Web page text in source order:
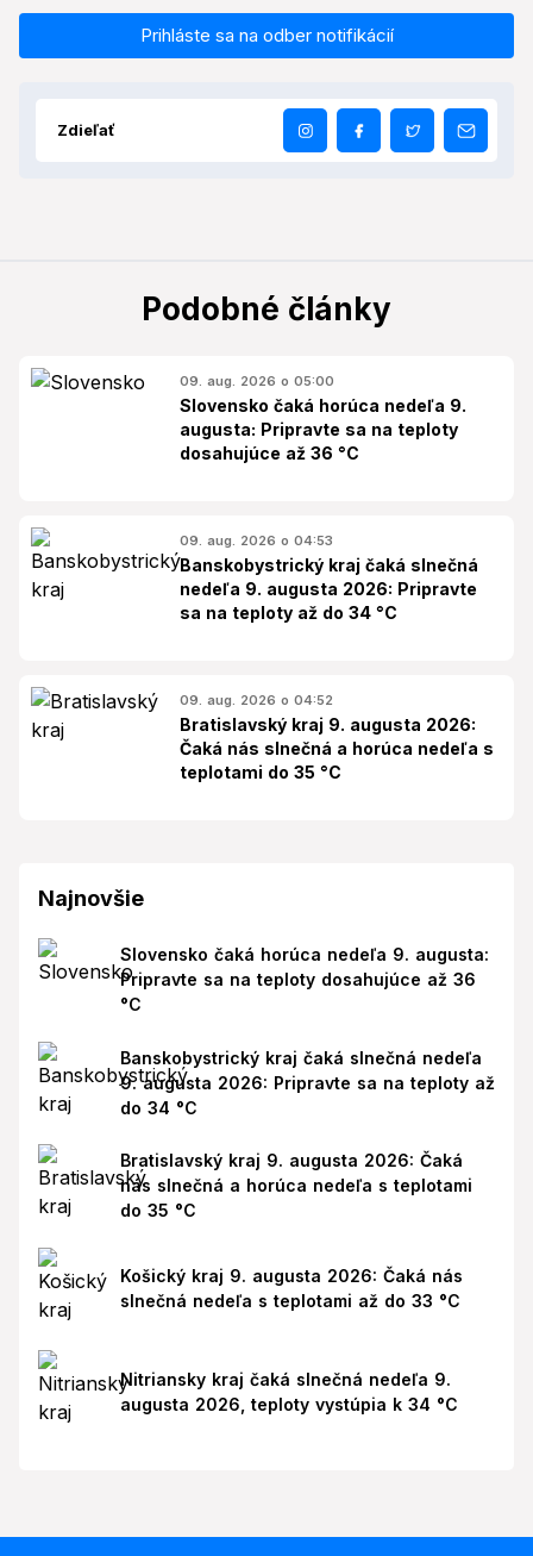
Prihláste sa na odber notifikácií
Zdieľať
Podobné články
09. aug. 2026 o 05:00
Slovensko čaká horúca nedeľa 9.
augusta: Pripravte sa na teploty
dosahujúce až 36 °C
09. aug. 2026 o 04:53
Banskobystrický kraj čaká slnečná
nedeľa 9. augusta 2026: Pripravte
sa na teploty až do 34 °C
09. aug. 2026 o 04:52
Bratislavský kraj 9. augusta 2026:
Čaká nás slnečná a horúca nedeľa s
teplotami do 35 °C
Najnovšie
Slovensko čaká horúca nedeľa 9. augusta:
Pripravte sa na teploty dosahujúce až 36
°C
Banskobystrický kraj čaká slnečná nedeľa
9. augusta 2026: Pripravte sa na teploty až
do 34 °C
Bratislavský kraj 9. augusta 2026: Čaká
nás slnečná a horúca nedeľa s teplotami
do 35 °C
Košický kraj 9. augusta 2026: Čaká nás
slnečná nedeľa s teplotami až do 33 °C
Nitriansky kraj čaká slnečná nedeľa 9.
augusta 2026, teploty vystúpia k 34 °C